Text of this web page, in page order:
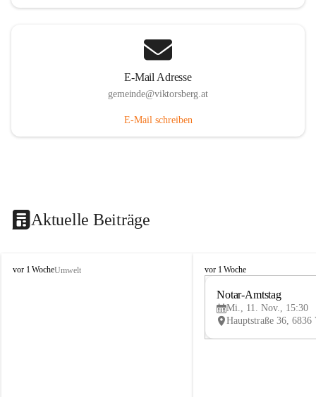
E-Mail Adresse
gemeinde@viktorsberg.at
E-Mail schreiben
Aktuelle Beiträge
V
vor 1 WocheUmwelt
V
vor 1 Woche
Notar-Amtstag
Mi., 11. Nov., 15:30